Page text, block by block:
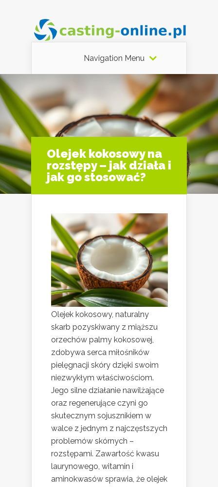
Navigation Menu
Olejek kokosowy na
rozstępy – jak działa i
jak go stosować?
Olejek kokosowy, naturalny
skarb pozyskiwany z miąższu
orzechów palmy kokosowej,
zdobywa serca miłośników
pielęgnacji skóry dzięki swoim
niezwykłym właściwościom.
Jego silne działanie nawilżające
oraz regenerujące czyni go
skutecznym sojusznikiem w
walce z jednym z najczęstszych
problemów skórnych –
rozstępami. Zawartość kwasu
laurynowego, witamin i
aminokwasów sprawia, że olejek